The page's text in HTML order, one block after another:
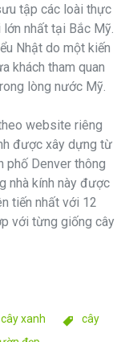
tập các loài thực
nhất tại Bắc Mỹ.
Nhật do một kiến
khách tham quan
lòng nước Mỹ.
website riêng
được xây dựng từ
phố Denver thông
nhà kính này được
tiến nhất với 12
với từng giống cây
xanh Tags
cây